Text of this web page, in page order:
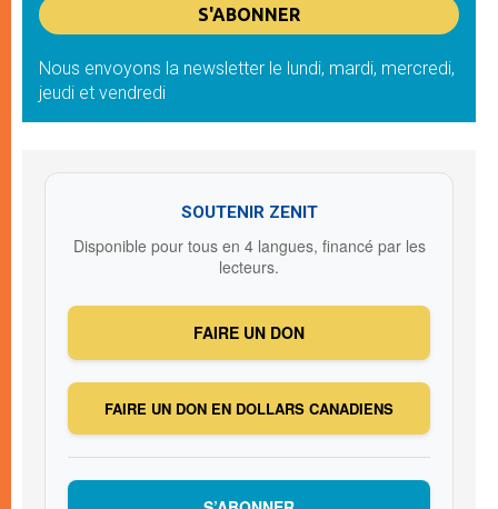
Nous envoyons la newsletter le lundi, mardi, mercredi,
jeudi et vendredi
SOUTENIR ZENIT
Disponible pour tous en 4 langues, financé par les
lecteurs.
FAIRE UN DON
FAIRE UN DON EN DOLLARS CANADIENS